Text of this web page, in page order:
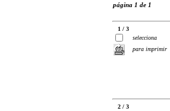
página 1 de 1
1 / 3
selecciona
para imprimir
2 / 3